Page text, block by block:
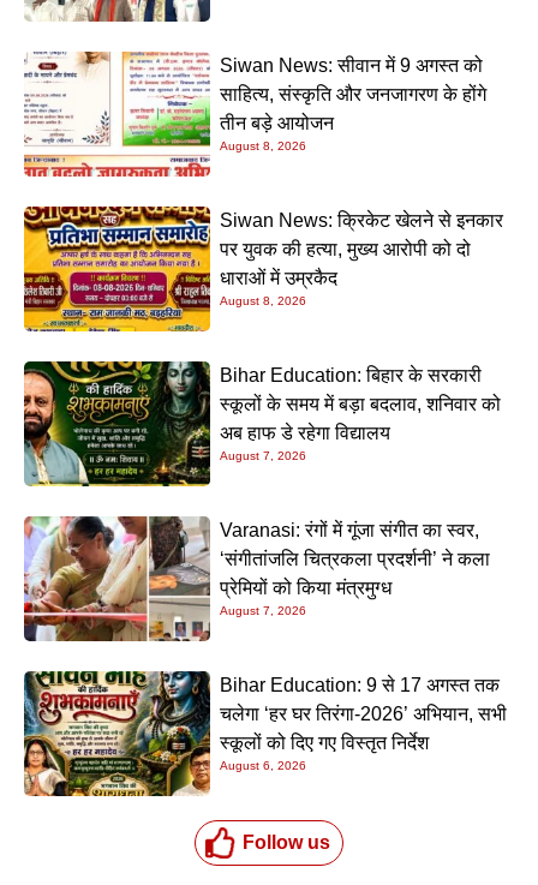
Siwan News: सीवान में 9 अगस्त को
साहित्य, संस्कृति और जनजागरण के होंगे
तीन बड़े आयोजन
August 8, 2026
Siwan News: क्रिकेट खेलने से इनकार
पर युवक की हत्या, मुख्य आरोपी को दो
धाराओं में उम्रकैद
August 8, 2026
Bihar Education: बिहार के सरकारी
स्कूलों के समय में बड़ा बदलाव, शनिवार को
अब हाफ डे रहेगा विद्यालय
August 7, 2026
Varanasi: रंगों में गूंजा संगीत का स्वर,
‘संगीतांजलि चित्रकला प्रदर्शनी’ ने कला
प्रेमियों को किया मंत्रमुग्ध
August 7, 2026
Bihar Education: 9 से 17 अगस्त तक
चलेगा ‘हर घर तिरंगा-2026’ अभियान, सभी
स्कूलों को दिए गए विस्तृत निर्देश
August 6, 2026
Follow us